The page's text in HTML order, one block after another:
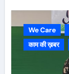
We Care
काम की ख़बर